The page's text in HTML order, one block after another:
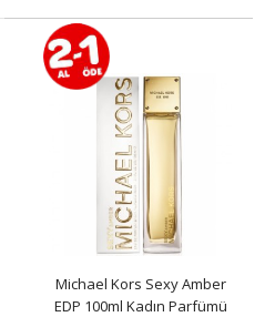
Michael Kors Sexy Amber
EDP 100ml Kadın Parfümü